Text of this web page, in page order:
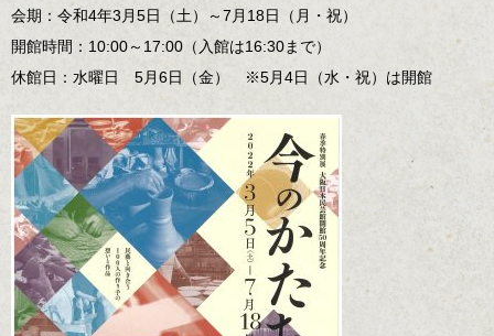
会期：令和4年3月5日（土）～7月18日（月・祝）
開館時間：10:00～17:00（入館は16:30まで）
休館日：水曜日 5月6日（金） ※5月4日（水・祝）は開館